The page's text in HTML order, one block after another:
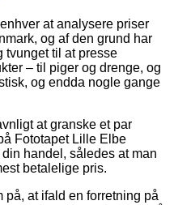
at analysere priser
og af den grund har
tvunget til at presse
– til piger og drenge, og
og endda nogle gange
at granske et par
Fototapet Lille Elbe
handel, således at man
betalelige pris.
at ifald en forretning på